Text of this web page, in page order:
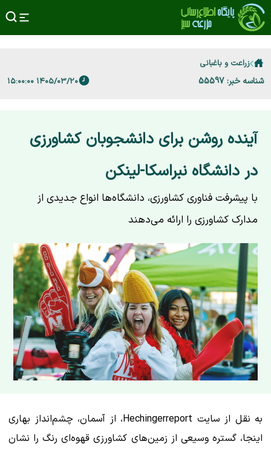
زراعت و باغبانی
شناسه خبر: 55597 ۱۴۰۵/۰۳/۲۰ ۱۵:۰۰:۰۰
آینده روشن برای دانشجوبان کشاورزی
در دانشگاه نبراسکا-لینکن
با پیشرفت فناوری کشاورزی، دانشگاه‌ها انواع جدیدی از
مدارک کشاورزی را ارائه می‌دهند
به نقل از سایت Hechingerreport، از آسمان، چشم‌انداز بهاری
اینجا، گستره وسیعی از زمین‌های کشاورزی قهوه‌ای رنگ را نشان